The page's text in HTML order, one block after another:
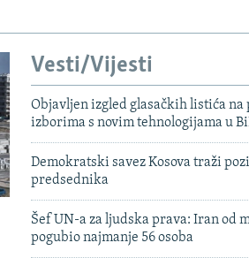
Vesti/Vijesti
Objavljen izgled glasačkih listića na
izborima s novim tehnologijama u
Demokratski savez Kosova traži
predsednika
Šef UN-a za ljudska prava: Iran od
pogubio najmanje 56 osoba